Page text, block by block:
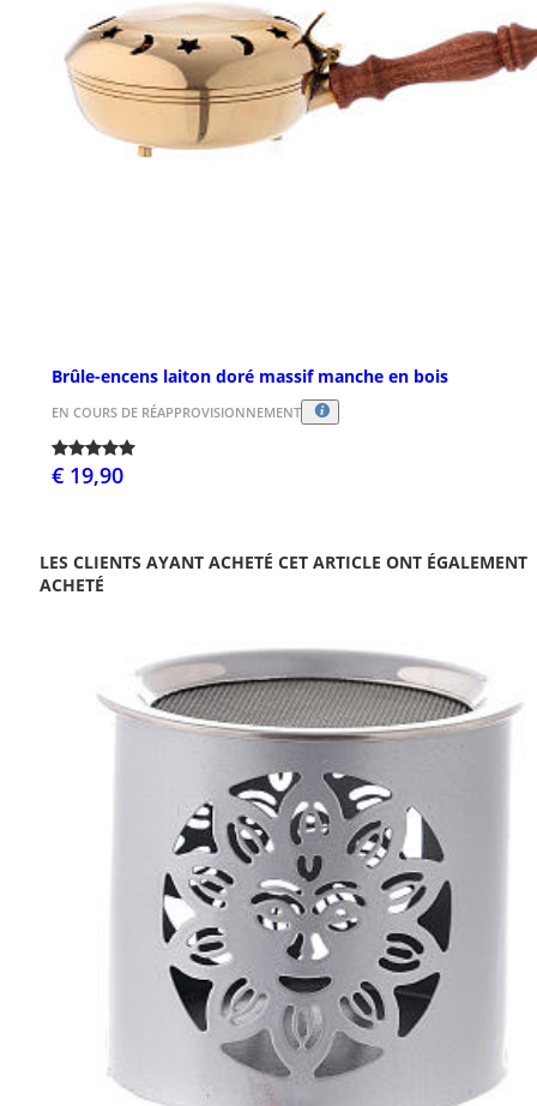
Brûle-encens laiton doré massif manche en bois
EN COURS DE RÉAPPROVISIONNEMENT
€ 19,90
LES CLIENTS AYANT ACHETÉ CET ARTICLE ONT ÉGALEMENT
ACHETÉ